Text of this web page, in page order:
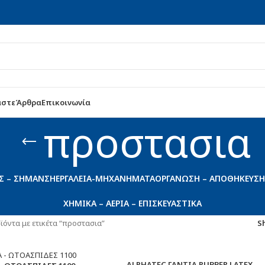
ΆρθραΕπικοινωνία
προστασια
– ΣΉΜΑΝΣΗΕΡΓΑΛΕΊΑ-ΜΗΧΑΝΉΜΑΤΑΟΡΓΆΝΩΣΗ – ΑΠΟΘΉΚΕΥΣΗ
ΧΗΜΙΚΆ – ΑΈΡΙΑ – ΕΠΙΣΚΕΥΑΣΤΙΚΆ
με ετικέτα “προστασια”